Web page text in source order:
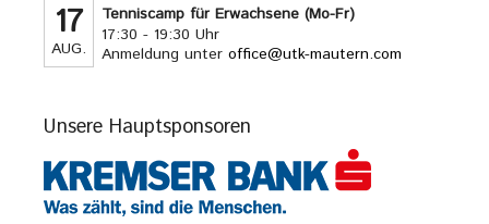
17
AUG.
Tenniscamp für Erwachsene (Mo-Fr)
17:30 - 19:30 Uhr
Anmeldung unteroffice@utk-mautern.com
Unsere Hauptsponsoren